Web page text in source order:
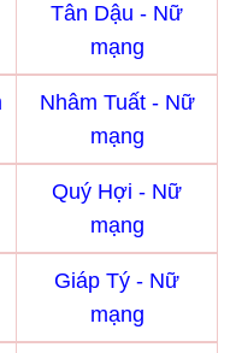
Tân Dậu - Nữ
mạng
Nhâm Tuất - Nữ
mạng
Quý Hợi - Nữ
mạng
Giáp Tý - Nữ
mạng